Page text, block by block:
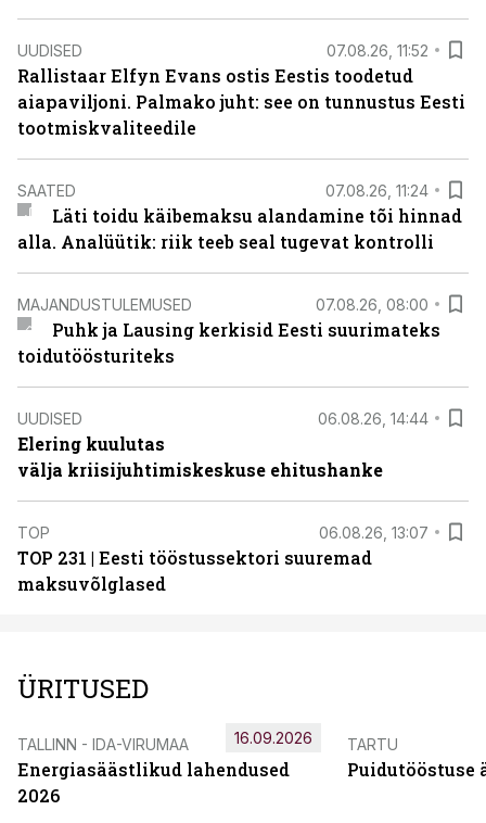
UUDISED 07.08.26, 11:52
Rallistaar Elfyn Evans ostis Eestis toodetud
aiapaviljoni. Palmako juht: see on tunnustus Eesti
tootmiskvaliteedile
SAATED 07.08.26, 11:24
Läti toidu käibemaksu alandamine tõi hinnad
alla. Analüütik: riik teeb seal tugevat kontrolli
MAJANDUSTULEMUSED 07.08.26, 08:00
Puhk ja Lausing kerkisid Eesti suurimateks
toidutöösturiteks
UUDISED 06.08.26, 14:44
Elering kuulutas
välja kriisijuhtimiskeskuse ehitushanke
TOP 06.08.26, 13:07
TOP 231 | Eesti tööstussektori suuremad
maksuvõlglased
ÜRITUSED
TALLINN - IDA-VIRUMAA
Energiasäästlikud lahendused
2026
16.09.2026 TARTU
Puidutööstuse